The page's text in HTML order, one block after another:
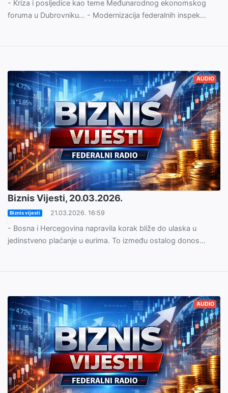
- Kriza i posljedice kao teme Međunarodnog ekonomskog
foruma u Dubrovniku... - Modernizacija federalnih inspek...
AUDIO
Biznis Vijesti, 20.03.2026.
Biznis vijesti 21.03.2026. 16:59
- Bosna i Hercegovina napravila korak bliže do ulaska u
jedinstveno plaćanje u eurima. To između ostalog donos...
AUDIO